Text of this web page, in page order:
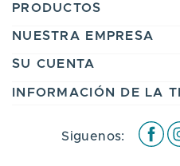
PRODUCTOS
NUESTRA EMPRESA
SU CUENTA
INFORMACIÓN DE LA
Siguenos: